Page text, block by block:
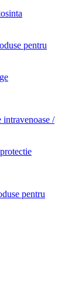
pentru
intravenoase /
pentru